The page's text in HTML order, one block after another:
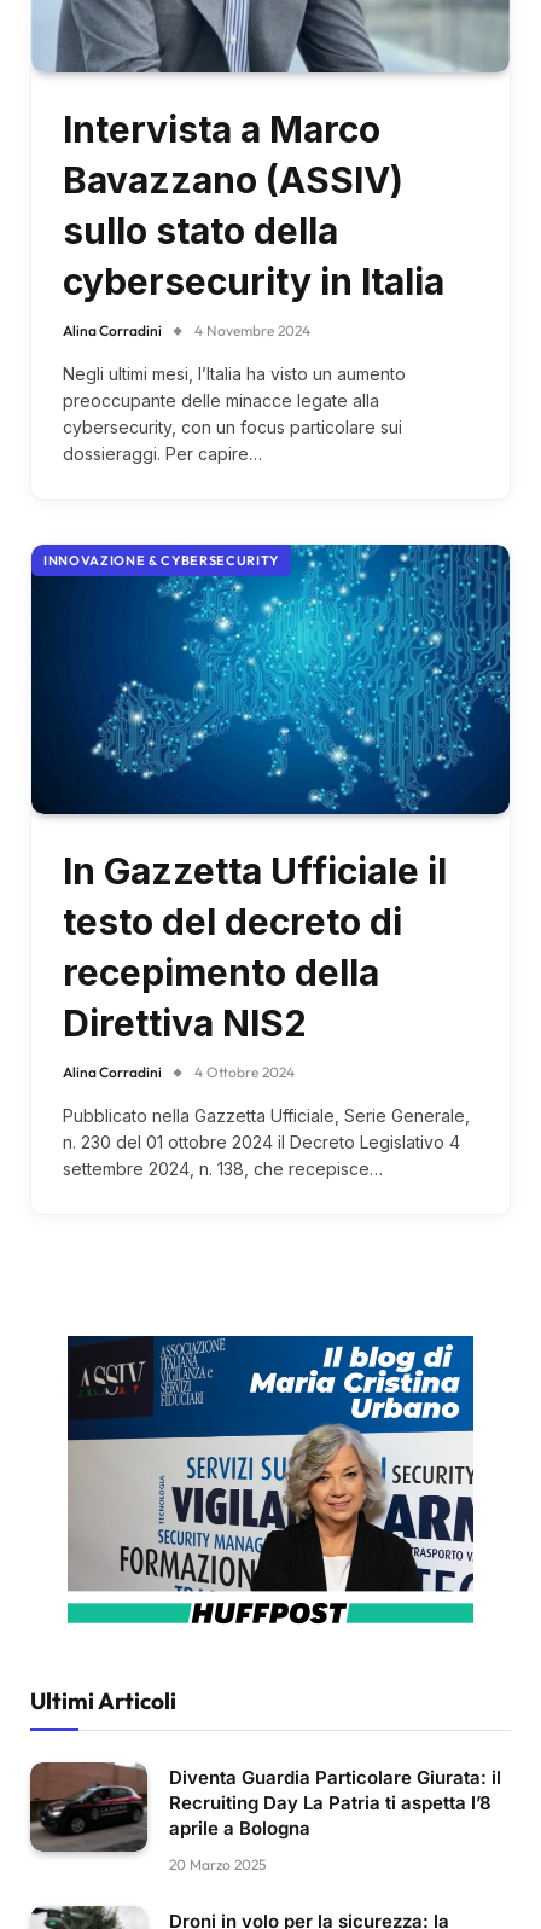
Intervista a Marco
Bavazzano (ASSIV)
sullo stato della
cybersecurity in Italia
Alina Corradini 4 Novembre 2024
Negli ultimi mesi, l’Italia ha visto un aumento
preoccupante delle minacce legate alla
cybersecurity, con un focus particolare sui
dossieraggi. Per capire…
INNOVAZIONE & CYBERSECURITY
In Gazzetta Ufficiale il
testo del decreto di
recepimento della
Direttiva NIS2
Alina Corradini 4 Ottobre 2024
Pubblicato nella Gazzetta Ufficiale, Serie Generale,
n. 230 del 01 ottobre 2024 il Decreto Legislativo 4
settembre 2024, n. 138, che recepisce…
Ultimi Articoli
Diventa Guardia Particolare Giurata: il
Recruiting Day La Patria ti aspetta l’8
aprile a Bologna
20 Marzo 2025
Droni in volo per la sicurezza: la